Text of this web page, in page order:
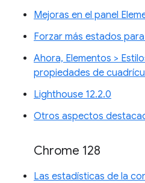
Mejoras en el panel
Forzar más estados
Ahora, Elementos >
propiedades de
Lighthouse 12.2.0
Otros aspectos
Chrome 128
Las estadísticas de la